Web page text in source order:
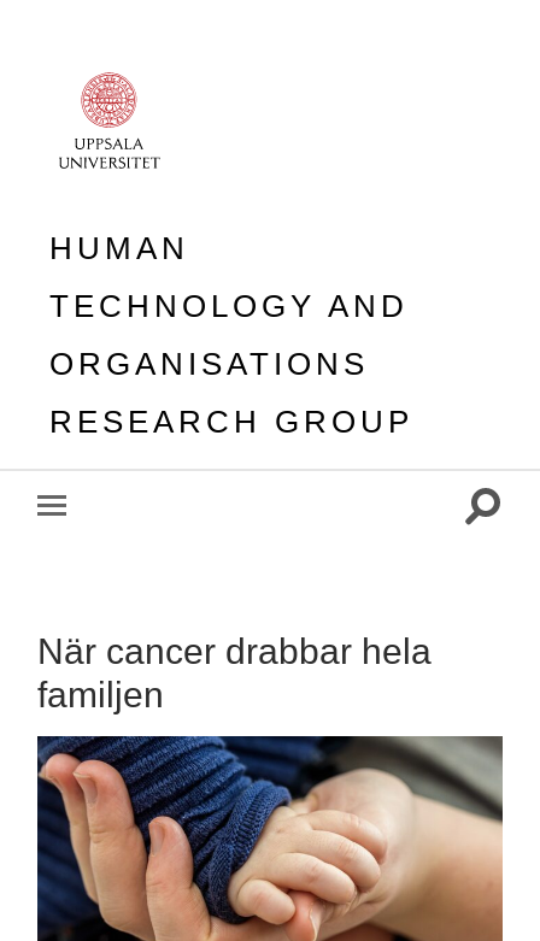
HUMAN
TECHNOLOGY AND
ORGANISATIONS
RESEARCH GROUP
Toggle
När cancer drabbar hela
familjen